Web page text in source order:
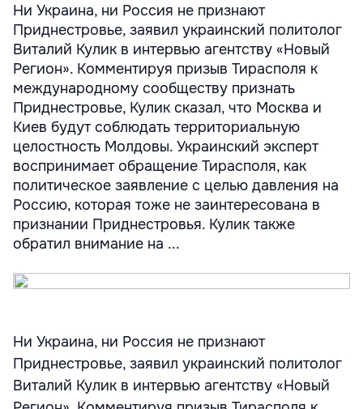
Ни Украина, ни Россия не признают
Приднестровье, заявил украинский политолог
Виталий Кулик в интервью агентству «Новый
Регион». Комментируя призыв Тирасполя к
международному сообществу признать
Приднестровье, Кулик сказал, что Москва и
Киев будут соблюдать территориальную
целостность Молдовы. Украинский эксперт
воспринимает обращение Тирасполя, как
политическое заявление с целью давления на
Россию, которая тоже не заинтересована в
признании Приднестровья. Кулик также
обратил внимание на ...
Ни Украина, ни Россия не признают
Приднестровье, заявил украинский политолог
Виталий Кулик в интервью агентству «Новый